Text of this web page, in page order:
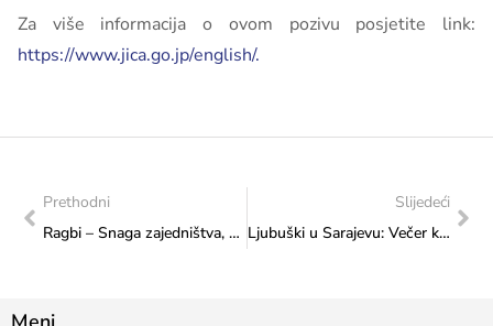
Za više informacija o ovom pozivu posjetite link:
https://www.jica.go.jp/english/.
Prethodni
Ragbi – Snaga zajedništva, športskog duha i fair-playa
Slijedeći
Ljubuški u Sarajevu: Večer kulture, tradicije i zajedništva na Šetnici kulture